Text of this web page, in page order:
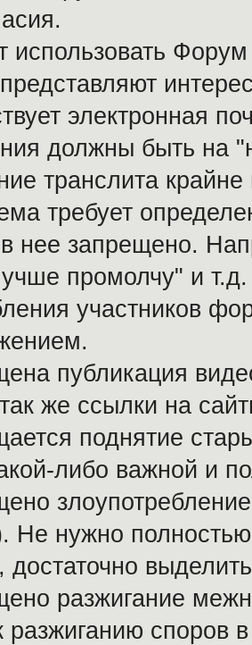
использовать
электронная
должны быть на
транслита
требует
нее запрещено.
промолчу" и
участников
публикация
же ссылки на
поднятие
либо важной и
Не нужно
достаточно
разжигание
разжиганию споров